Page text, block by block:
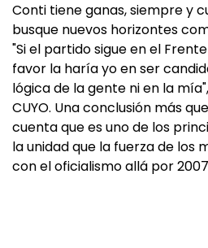
Conti tiene ganas, siempre y
busque nuevos horizontes
"Si el partido sigue en el
favor la haría yo en ser
lógica de la gente ni en la mía",
CUYO. Una conclusión más
cuenta que es uno de los
la unidad que la fuerza de los
con el oficialismo allá por